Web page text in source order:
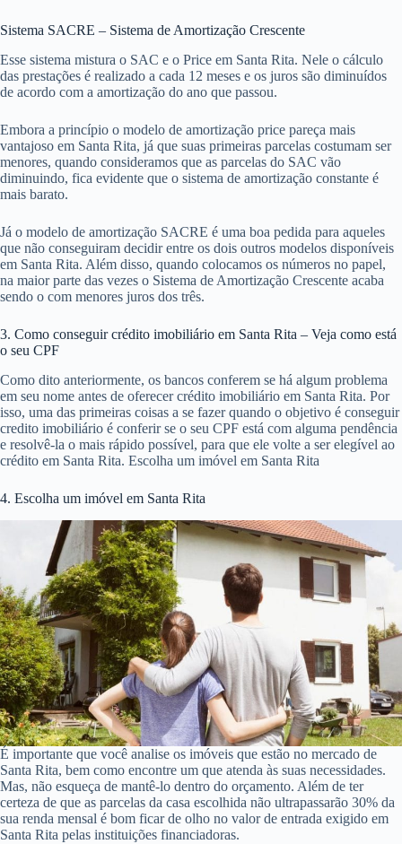
Sistema SACRE – Sistema de Amortização Crescente
Esse sistema mistura o SAC e o Price em Santa Rita. Nele o cálculo
das prestações é realizado a cada 12 meses e os juros são diminuídos
de acordo com a amortização do ano que passou.
Embora a princípio o modelo de amortização price pareça mais
vantajoso em Santa Rita, já que suas primeiras parcelas costumam ser
menores, quando consideramos que as parcelas do SAC vão
diminuindo, fica evidente que o sistema de amortização constante é
mais barato.
Já o modelo de amortização SACRE é uma boa pedida para aqueles
que não conseguiram decidir entre os dois outros modelos disponíveis
em Santa Rita. Além disso, quando colocamos os números no papel,
na maior parte das vezes o Sistema de Amortização Crescente acaba
sendo o com menores juros dos três.
3. Como conseguir crédito imobiliário em Santa Rita – Veja como está
o seu CPF
Como dito anteriormente, os bancos conferem se há algum problema
em seu nome antes de oferecer crédito imobiliário em Santa Rita. Por
isso, uma das primeiras coisas a se fazer quando o objetivo é conseguir
credito imobiliário é conferir se o seu CPF está com alguma pendência
e resolvê-la o mais rápido possível, para que ele volte a ser elegível ao
crédito em Santa Rita. Escolha um imóvel em Santa Rita
4. Escolha um imóvel em Santa Rita
É importante que você analise os imóveis que estão no mercado de
Santa Rita, bem como encontre um que atenda às suas necessidades.
Mas, não esqueça de mantê-lo dentro do orçamento. Além de ter
certeza de que as parcelas da casa escolhida não ultrapassarão 30% da
sua renda mensal é bom ficar de olho no valor de entrada exigido em
Santa Rita pelas instituições financiadoras.